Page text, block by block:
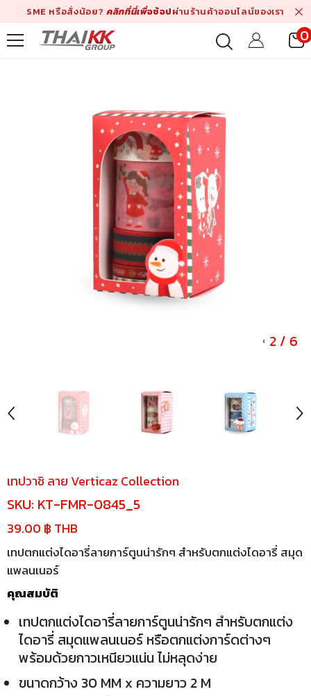
Skip To Content
SME หรือสั่งน้อย? คลิกที่นี่เพื่อช้อปผ่านร้านค้าออนไลน์ของเรา
0
2 / 6
เทปวาชิ ลาย Verticaz Collection
SKU: KT-FMR-0845_5
39.00 ฿ THB
เทปตกแต่งไดอารี่ลายการ์ตูนน่ารักๆ สำหรับตกแต่งไดอารี่ สมุด
แพลนเนอร์
คุณสมบัติ
เทปตกแต่งไดอารี่ลายการ์ตูนน่ารักๆ สำหรับตกแต่ง
ไดอารี่ สมุดแพลนเนอร์ หรือตกแต่งการ์ดต่างๆ
พร้อมด้วยกาวเหนียวแน่น ไม่หลุดง่าย
ขนาดกว้าง 30 MM x ความยาว 2 M